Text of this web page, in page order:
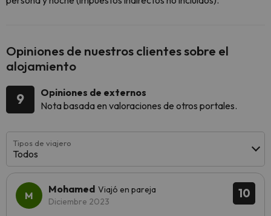
Opiniones de nuestros clientes sobre el
alojamiento
9
Opiniones de externos
Nota basada en valoraciones de otros portales.
Tipos de viajero
Todos
10
Mohamed Viajó en pareja
Diciembre 2023